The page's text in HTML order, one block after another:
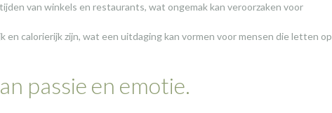
van winkels en restaurants, wat ongemak kan veroorzaken voor
calorierijk zijn, wat een uitdaging kan vormen voor mensen die letten op
passie en emotie.